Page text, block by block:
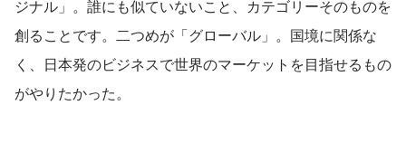
ジナル」。誰にも似ていないこと、カテゴリーそのものを
創ることです。二つめが「グローバル」。国境に関係な
く、日本発のビジネスで世界のマーケットを目指せるもの
がやりたかった。